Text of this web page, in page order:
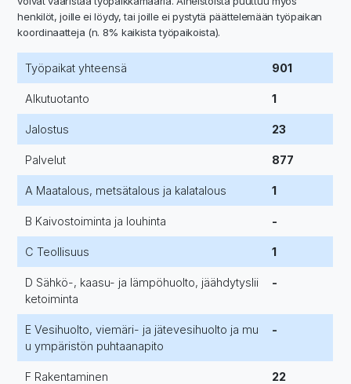
henkilöt, joille ei löydy, tai joille ei pystytä päättelemään työpaikan
koordinaatteja (n. 8% kaikista työpaikoista).
Työpaikat yhteensä 901
Alkutuotanto 1
Jalostus 23
Palvelut 877
A Maatalous, metsätalous ja kalatalous 1
B Kaivostoiminta ja louhinta -
C Teollisuus 1
D Sähkö-, kaasu- ja lämpöhuolto, jäähdytyslii
ketoiminta
-
E Vesihuolto, viemäri- ja jätevesihuolto ja mu
u ympäristön puhtaanapito
-
F Rakentaminen 22